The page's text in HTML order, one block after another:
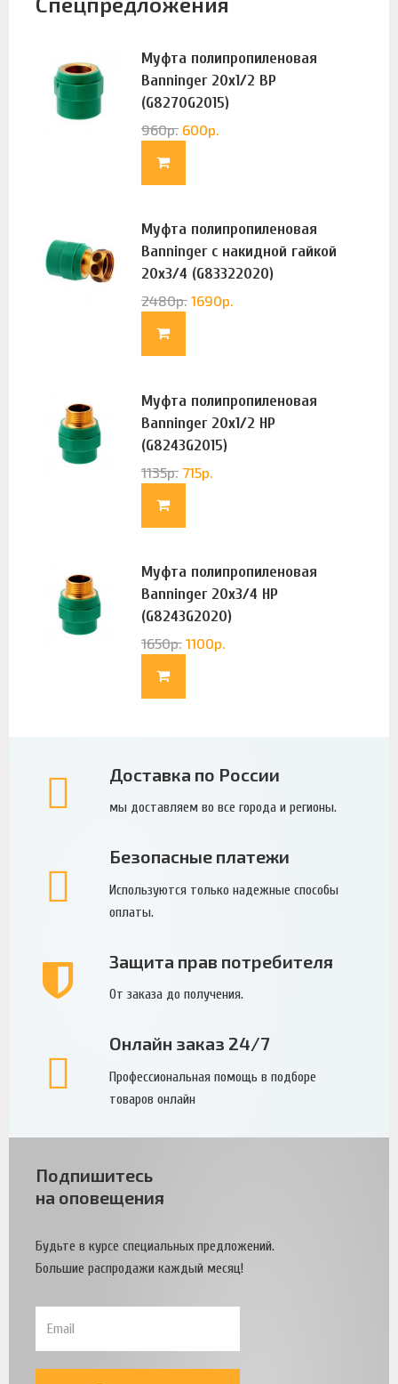
Муфта полипропиленовая
Banninger 20х1/2 ВР
(G8270G2015)
960р. 600р.
Муфта полипропиленовая
Banninger с накидной гайкой
20х3/4 (G83322020)
2480р. 1690р.
Муфта полипропиленовая
Banninger 20х1/2 НР
(G8243G2015)
1135р. 715р.
Муфта полипропиленовая
Banninger 20х3/4 НР
(G8243G2020)
1650р. 1100р.
Доставка по России
мы доставляем во все города и регионы.
Безопасные платежи
Используются только надежные способы
оплаты.
Защита прав потребителя
От заказа до получения.
Онлайн заказ 24/7
Профессиональная помощь в подборе
товаров онлайн
Подпишитесь
на оповещения
Будьте в курсе специальных предложений.
Большие распродажи каждый месяц!